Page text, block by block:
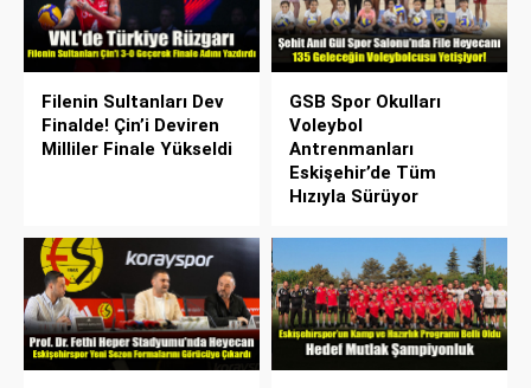
Filenin Sultanları Dev
Finalde! Çin’i Deviren
Milliler Finale Yükseldi
GSB Spor Okulları
Voleybol
Antrenmanları
Eskişehir’de Tüm
Hızıyla Sürüyor